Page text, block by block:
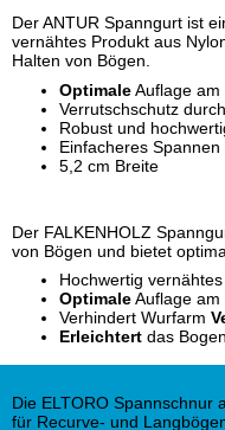
Der ANTUR Spanngurt ist
vernähtes Produkt aus
Halten von Bögen.
OptimaleAuflage am
Verrutschschutz
Robust und
Einfacheres Spannen
5,2 cm Breite
Der FALKENHOLZ
von Bögen und bietet
Hochwertig vernähtes
OptimaleAuflage am
Verhindert Wurfarm
Erleichtert das
Die ELTORO Spannschnur
für Recurve- und